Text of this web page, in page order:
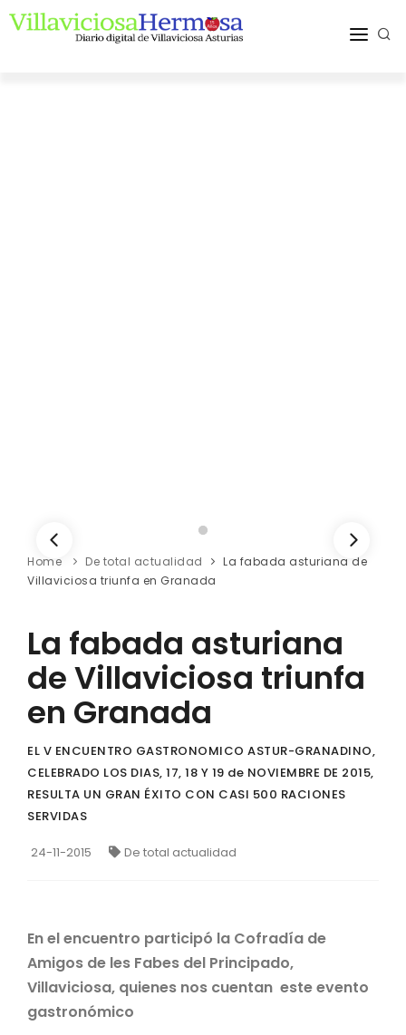
Home De total actualidad
La fabada asturiana de
Villaviciosa triunfa en Granada
La fabada asturiana
de Villaviciosa triunfa
en Granada
EL V ENCUENTRO GASTRONOMICO ASTUR-GRANADINO,
CELEBRADO LOS DIAS, 17, 18 Y 19 de NOVIEMBRE DE 2015,
RESULTA UN GRAN ÉXITO CON CASI 500 RACIONES
SERVIDAS
24-11-2015 De total actualidad
En el encuentro participó la Cofradía de
Amigos de les Fabes del Principado,
Villaviciosa, quienes nos cuentan este evento
gastronómico